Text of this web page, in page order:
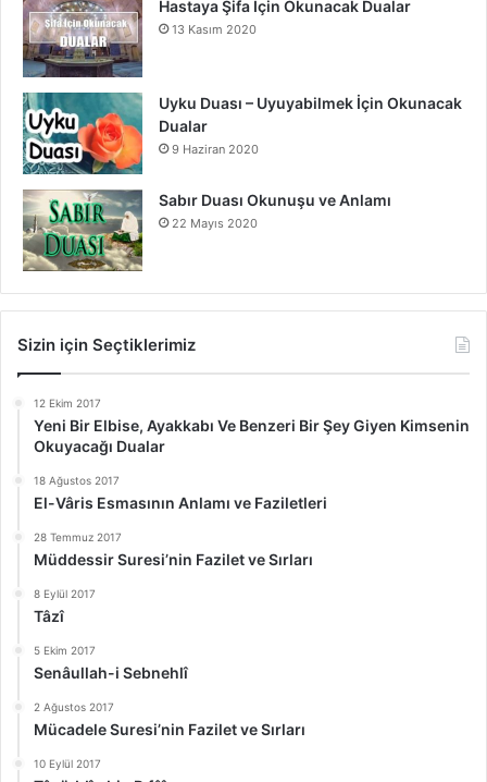
Hastaya Şifa İçin Okunacak Dualar
13 Kasım 2020
Uyku Duası – Uyuyabilmek İçin Okunacak
Dualar
9 Haziran 2020
Sabır Duası Okunuşu ve Anlamı
22 Mayıs 2020
Sizin için Seçtiklerimiz
12 Ekim 2017
Yeni Bir Elbise, Ayakkabı Ve Benzeri Bir Şey Giyen Kimsenin
Okuyacağı Dualar
18 Ağustos 2017
El-Vâris Esmasının Anlamı ve Faziletleri
28 Temmuz 2017
Müddessir Suresi’nin Fazilet ve Sırları
8 Eylül 2017
Tâzî
5 Ekim 2017
Senâullah-i Sebnehlî
2 Ağustos 2017
Mücadele Suresi’nin Fazilet ve Sırları
10 Eylül 2017